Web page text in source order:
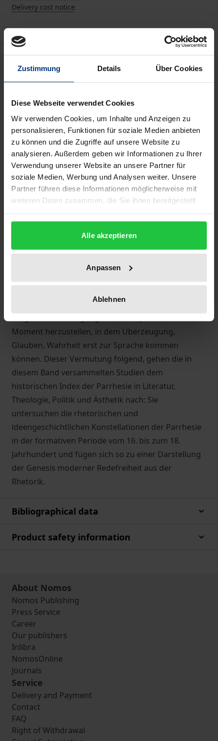
Zustimmung Details Über Cookies
Diese Webseite verwendet Cookies
Wir verwenden Cookies, um Inhalte und Anzeigen zu
personalisieren, Funktionen für soziale Medien anbieten
zu können und die Zugriffe auf unsere Website zu
analysieren. Außerdem geben wir Informationen zu Ihrer
Verwendung unserer Website an unsere Partner für
soziale Medien, Werbung und Analysen weiter. Unsere
Partner führen diese Informationen möglicherweise mit
weiteren Daten zusammen, die Sie ihnen bereitgestellt
gesammelt haben.
Alle akzeptieren
Anpassen
Ablehnen
Delivery cost notice
Description
Die Redefreiheit ist ein ambivalentes Gut: In der
offenen Rede machen wir von dem Freiheitsrecht
Gebrauch, unsere Überzeugungen, persönliches
Wissen oder religiöse Glaubenssätze offen
auszusprechen. Zugleich kann der explizite
Gebrauch der Redefreiheit aber auch Instrument
rhetorischer Manipulation sein, durch die dieses
Freiheitsrecht selbst in Frage gestellt wird. Der
Begriff der Parrhesie trägt diese Spannung in sich
bezeichnete parrhesia das Recht, die eigenen
Überzeugungen in der politischen Versammlung
offen auszusprechen. Als Modus der Offenheit oder
des ›Wahrsprechens‹ ist Parrhesie aber zugleich
scheint gerade die Rhetorik erst die
Moment herzustellen, in dem Überzeugung,
Glauben, Wahrheit erst zur Sprache kommen
können. Dieser Vermutung folgend, gehen die in
diesem Band versammelten Studien dem
historischen Index der Parrhesie in Literatur,
Theologie, Politik und Ästhetik nach: Sie
untersuchen die rhetorischen und
ideengeschichtlichen Konstellationen der Parrhesie
in der formativen Periode vom 16. bis zum 18.
Jahrhundert und fügen sich so zu einer Darstellung
der Genesis moderner Redefreiheit aus der
Rhetorik.
Bibliographical data
Product safety information
About Nomos
Nomos Publishing
Press Service
Career
Our publishers
Inlibra
NomosOnline
Journals
Service
Delivery and Payment
Contact
FAQ
Right of Withdrawal